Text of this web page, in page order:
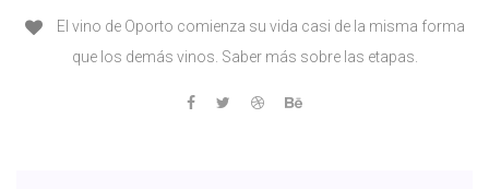
El vino de Oporto comienza su vida casi de la misma forma
que los demás vinos. Saber más sobre las etapas.